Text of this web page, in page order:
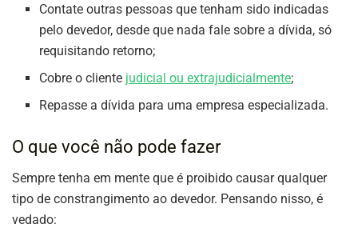
Contate outras pessoas que tenham sido indicadas
pelo devedor, desde que nada fale sobre a dívida, só
requisitando retorno;
Cobre o cliente judicial ou extrajudicialmente;
Repasse a dívida para uma empresa especializada.
O que você não pode fazer
Sempre tenha em mente que é proibido causar qualquer
tipo de constrangimento ao devedor. Pensando nisso, é
vedado: